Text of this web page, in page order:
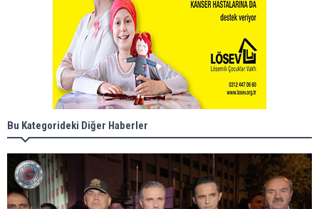
Bu Kategorideki Diğer Haberler